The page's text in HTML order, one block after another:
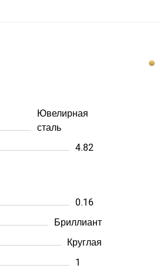
Ювелирная
сталь
4.82
0.16
Бриллиант
Круглая
1